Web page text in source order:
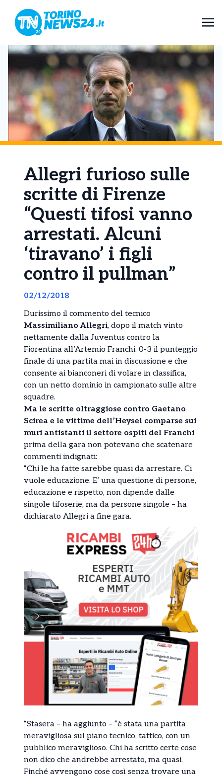
Allegri furioso sulle
scritte di Firenze
“Questi tifosi vanno
arrestati. Alcuni
‘tiravano’ i figli
contro il pullman”
02/12/2018
Durissimo il commento del tecnico
Massimiliano Allegri, dopo il match vinto
nettamente dalla Juventus contro la
Fiorentina all’Artemio Franchi. 0-3 il punteggio
finale di una partita mai in discussione e che
consente ai bianconeri di volare in classifica,
con un netto dominio in campionato sulle altre
squadre.
Ma le scritte oltraggiose contro Gaetano
Scirea e le vittime dell’Heysel comparse sui
muri antistanti il settore ospiti del Franchi
prima della gara non potevano che scatenare
commenti indignati:
“Chi le ha fatte sarebbe quasi da arrestare. Ci
vuole educazione. E’ una questione di persone,
educazione e rispetto, non dipende dalle
singole tifoserie, ma da persone singole – ha
dichiarato Allegri a fine gara.
“Stasera – ha aggiunto – “è stata una partita
meravigliosa sul piano tecnico, tattico, con un
pubblico meraviglioso. Chi ha scritto certe cose
non dico che andrebbe arrestato, ma quasi.
Finché avvengono cose così senza trovare una